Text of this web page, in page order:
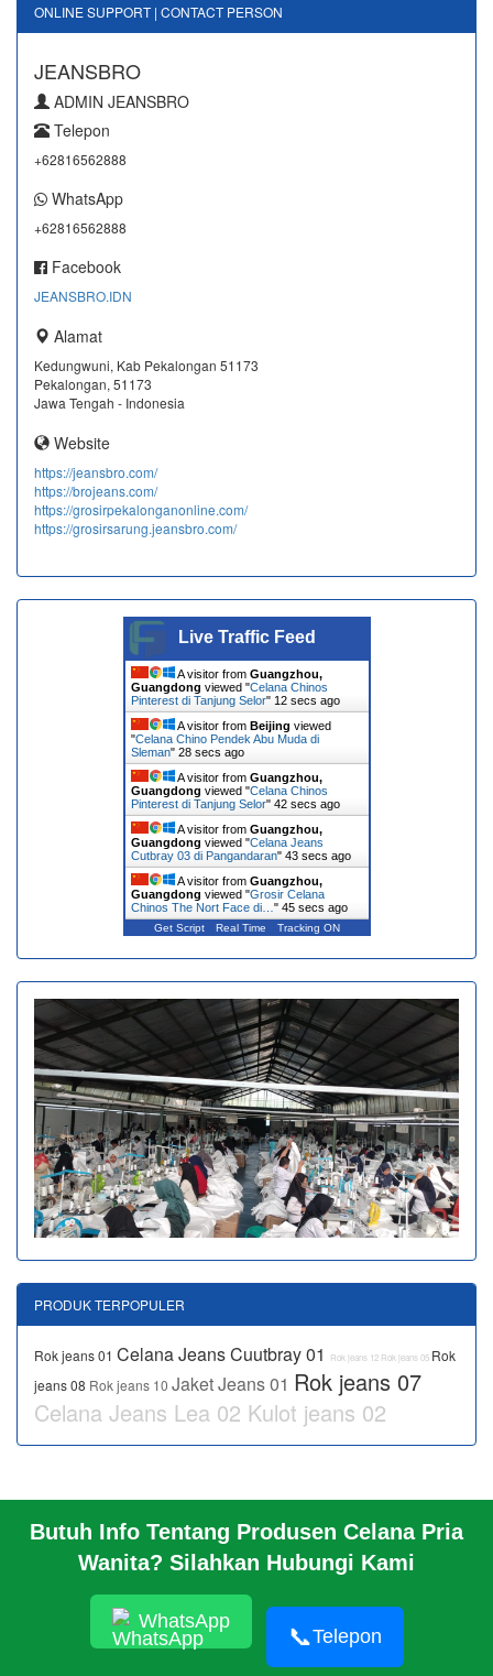
Butuh Info Tentang Produsen Celana Pria
Wanita? Silahkan Hubungi Kami
WhatsApp
📞Telepon
ONLINE SUPPORT | CONTACT PERSON
JEANSBRO
ADMIN JEANSBRO
Telepon
+62816562888
WhatsApp
+62816562888
Facebook
JEANSBRO.IDN
Alamat
Kedungwuni, Kab Pekalongan 51173
Pekalongan, 51173
Jawa Tengah - Indonesia
Website
https://jeansbro.com/
https://brojeans.com/
https://grosirpekalonganonline.com/
https://grosirsarung.jeansbro.com/
Live Traffic Feed
A visitor from Guangzhou,
Guangdong viewed "Celana Chinos
Pinterest di Tanjung Selor" 13 secs ago
A visitor from Beijing viewed
"Celana Chino Pendek Abu Muda di
Sleman" 29 secs ago
A visitor from Guangzhou,
Guangdong viewed "Celana Chinos
Pinterest di Tanjung Selor" 43 secs ago
A visitor from Guangzhou,
Guangdong viewed "Celana Jeans
Cutbray 03 di Pangandaran" 44 secs ago
A visitor from Guangzhou,
Guangdong viewed "Grosir Celana
Chinos The Nort Face di… " 46 secs ago
Get Script Real Time Tracking ON
PRODUK TERPOPULER
Rok jeans 01 Celana Jeans Cuutbray 01 Rok jeans 12 Rok jeans 05 Rok
jeans 08 Rok jeans 10 Jaket Jeans 01 Rok jeans 07
Celana Jeans Lea 02 Kulot jeans 02
BERANDA
PROFIL PABRIK
HUBUNGI KAMI
PABRIK KAMI